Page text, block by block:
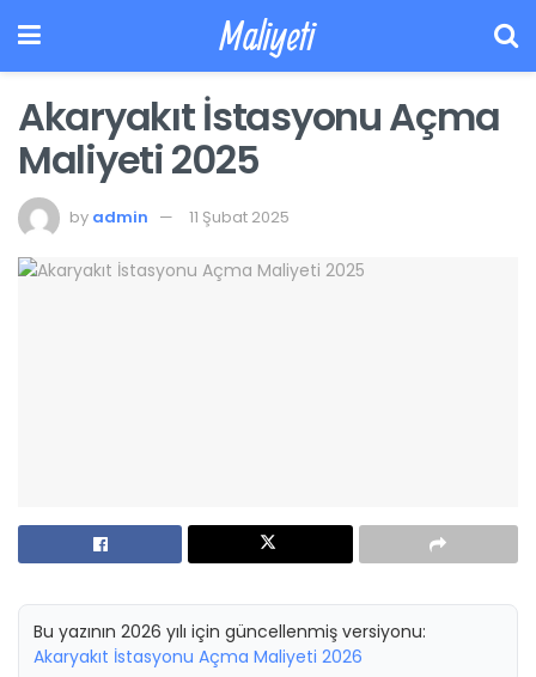
Maliyeti
Akaryakıt İstasyonu Açma
Maliyeti 2025
by admin 11 Şubat 2025
Bu yazının 2026 yılı için güncellenmiş versiyonu:
Akaryakıt İstasyonu Açma Maliyeti 2026